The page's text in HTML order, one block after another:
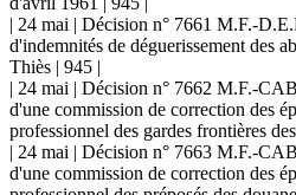
| 24 mai | Décision n° 7661 M.F.-
d'indemnités de déguerissement des
Thiès | 945 |
| 24 mai | Décision n° 7662 M.F.-
d'une commission de correction des
professionnel des gardes frontières
| 24 mai | Décision n° 7663 M.F.-
d'une commission de correction des